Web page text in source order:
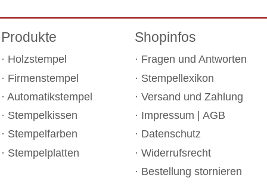
Produkte
Holzstempel
Firmenstempel
Automatikstempel
Stempelkissen
Stempelfarben
Stempelplatten
Shopinfos
Fragen und Antworten
Stempellexikon
Versand und Zahlung
Impressum
AGB
Datenschutz
Widerrufsrecht
Bestellung stornieren